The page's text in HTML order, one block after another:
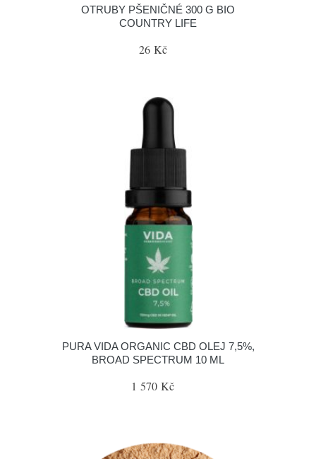
OTRUBY PŠENIČNÉ 300 G BIO
COUNTRY LIFE
26 Kč
PURA VIDA ORGANIC CBD OLEJ 7,5%,
BROAD SPECTRUM 10 ML
1 570 Kč